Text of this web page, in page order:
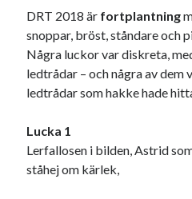
USA
Dessa har något gemensamt
Onödiga citattecken
DRT 2018 är fortplantning
snoppar, bröst, ståndare och
Några luckor var diskreta,
ledtrådar – och några av dem
ledtrådar som hakke hade
Lucka 1
Lerfallosen i bilden, Astrid
ståhej om kärlek,